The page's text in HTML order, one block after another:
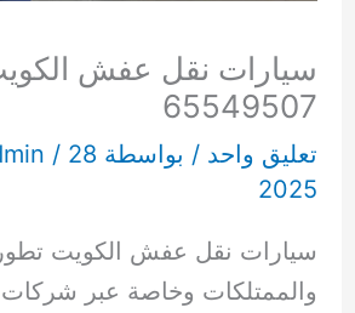
سيارات نقل عفش
65549507
تعليق واحد / بواسطة /
2025
سيارات نقل عفش الكويت تطور
والممتلكات وخاصة عبر شركات